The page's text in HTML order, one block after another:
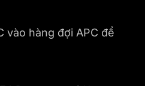
vào hàng đợi APC để